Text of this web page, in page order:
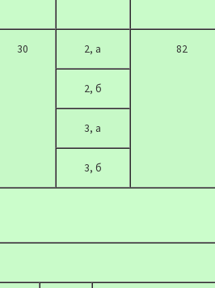
30 2, а 82
2, б
3, а
3, б